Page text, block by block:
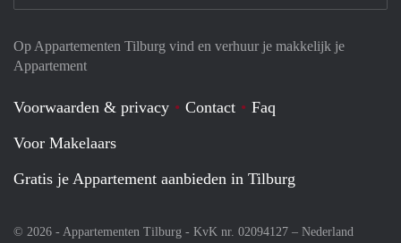
Op Appartementen Tilburg vind en verhuur je makkelijk je
Appartement
Voorwaarden & privacy Contact
Faq
Voor Makelaars
Gratis je Appartement aanbieden in Tilburg
© 2026 - Appartementen Tilburg - KvK nr. 02094127 – Nederland